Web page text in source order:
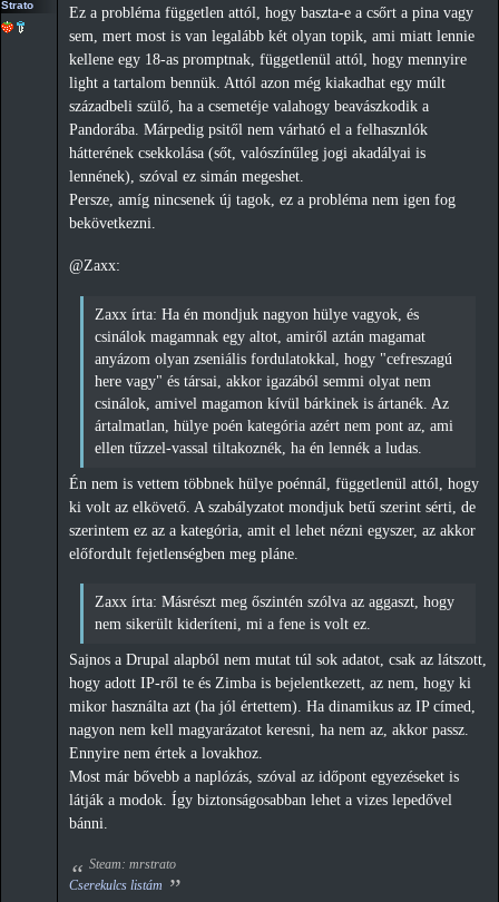
Strato
Ez a probléma független attól, hogy baszta-e a csőrt a pina vagy
sem, mert most is van legalább két olyan topik, ami miatt lennie
kellene egy 18-as promptnak, függetlenül attól, hogy mennyire
light a tartalom bennük. Attól azon még kiakadhat egy múlt
századbeli szülő, ha a csemetéje valahogy beavászkodik a
Pandorába. Márpedig psitől nem várható el a felhasznlók
hátterének csekkolása (sőt, valószínűleg jogi akadályai is
lennének), szóval ez simán megeshet.
Persze, amíg nincsenek új tagok, ez a probléma nem igen fog
bekövetkezni.
@Zaxx:
Zaxx írta: Ha én mondjuk nagyon hülye vagyok, és
csinálok magamnak egy altot, amiről aztán magamat
anyázom olyan zseniális fordulatokkal, hogy "cefreszagú
here vagy" és társai, akkor igazából semmi olyat nem
csinálok, amivel magamon kívül bárkinek is ártanék. Az
ártalmatlan, hülye poén kategória azért nem pont az, ami
ellen tűzzel-vassal tiltakoznék, ha én lennék a ludas.
Én nem is vettem többnek hülye poénnál, függetlenül attól, hogy
ki volt az elkövető. A szabályzatot mondjuk betű szerint sérti, de
szerintem ez az a kategória, amit el lehet nézni egyszer, az akkor
előfordult fejetlenségben meg pláne.
Zaxx írta: Másrészt meg őszintén szólva az aggaszt, hogy
nem sikerült kideríteni, mi a fene is volt ez.
Sajnos a Drupal alapból nem mutat túl sok adatot, csak az látszott,
hogy adott IP-ről te és Zimba is bejelentkezett, az nem, hogy ki
mikor használta azt (ha jól értettem). Ha dinamikus az IP címed,
nagyon nem kell magyarázatot keresni, ha nem az, akkor passz.
Ennyire nem értek a lovakhoz.
Most már bővebb a naplózás, szóval az időpont egyezéseket is
látják a modok. Így biztonságosabban lehet a vizes lepedővel
bánni.
Steam: mrstrato
Cserekulcs listám